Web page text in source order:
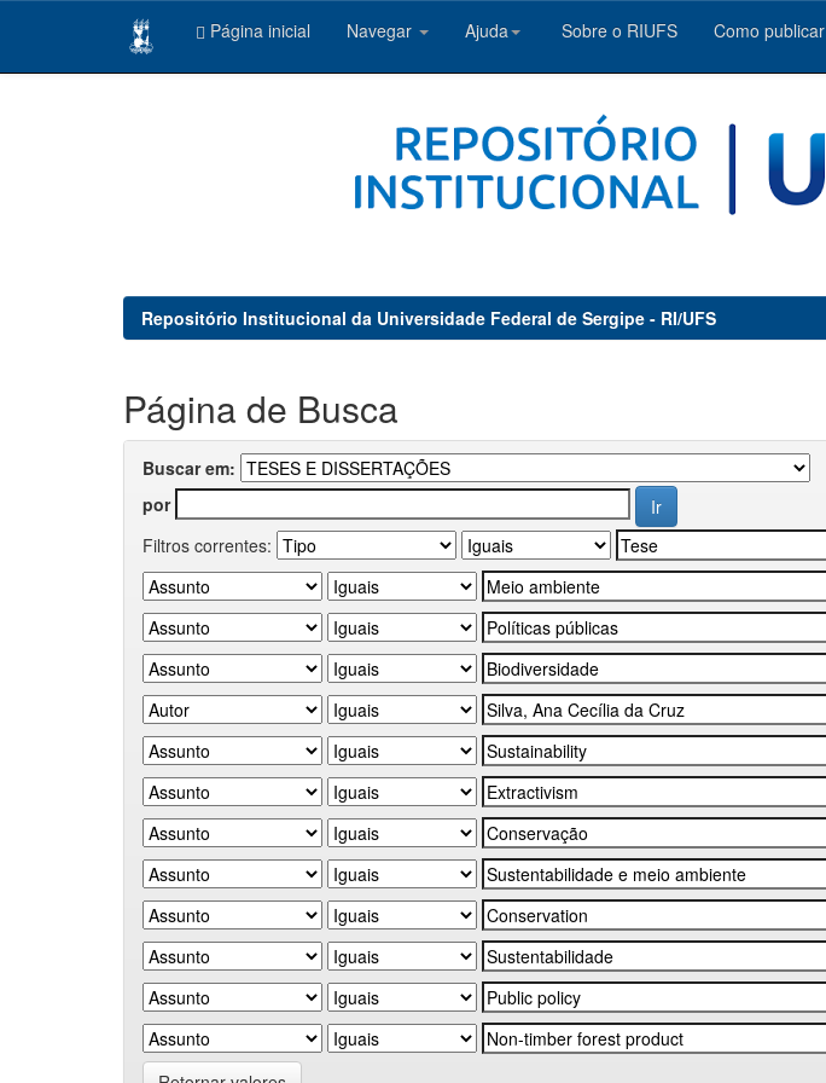
Página inicial Navegar Ajuda Sobre o RIUFS Como publicar
Repositório Institucional da Universidade Federal de Sergipe - RI/UFS
Página de Busca
Buscar em:
por
Filtros correntes: